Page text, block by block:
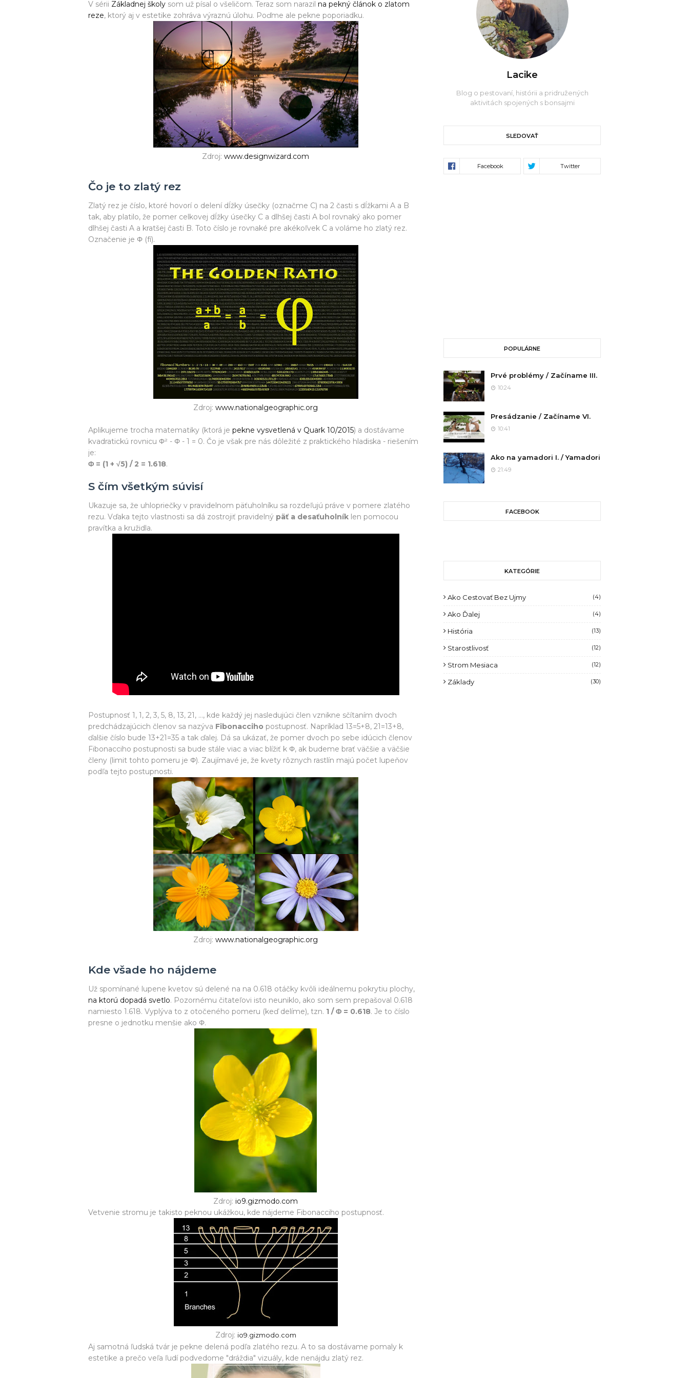
V sérii Základnej školy som už písal o všeličom. Teraz som narazil na pekný článok o zlatom
reze, ktorý aj v estetike zohráva výraznú úlohu. Poďme ale pekne poporiadku.
Zdroj:www.designwizard.com
Čo je to zlatý rez
Zlatý rez je číslo, ktoré hovorí o delení dĺžky úsečky (označme C) na 2 časti s dĺžkami A a B
tak, aby platilo, že pomer celkovej dĺžky úsečky C a dlhšej časti A bol rovnaký ako pomer
dlhšej časti A a kratšej časti B. Toto číslo je rovnaké pre akékoľvek C a voláme ho zlatý rez.
Označenie je Φ (fí).
Zdroj:www.nationalgeographic.org
Aplikujeme trocha matematiky (ktorá je pekne vysvetlená v Quark 10/2015) a dostávame
kvadratickú rovnicu Φ² - Φ - 1 = 0. Čo je však pre nás dôležité z praktického hladiska - riešením
je:
Φ = (1 + √5) / 2 = 1.618.
S čím všetkým súvisí
Ukazuje sa, že uhlopriečky v pravidelnom päťuholníku sa rozdeľujú práve v pomere zlatého
rezu. Vďaka tejto vlastnosti sa dá zostrojiť pravidelný päť a desaťuholník len pomocou
pravítka a kružidla.
Postupnosť 1, 1, 2, 3, 5, 8, 13, 21, …, kde každý jej nasledujúci člen vznikne sčítaním dvoch
predchádzajúcich členov sa nazýva Fibonacciho postupnosť. Napríklad 13=5+8, 21=13+8,
ďalšie číslo bude 13+21=35 a tak ďalej. Dá sa ukázať, že pomer dvoch po sebe idúcich členov
Fibonacciho postupnosti sa bude stále viac a viac blížiť k Φ, ak budeme brať väčšie a väčšie
členy (limit tohto pomeru je Φ). Zaujímavé je, že kvety rôznych rastlín majú počet lupeňov
podľa tejto postupnosti.
Zdroj:www.nationalgeographic.org
Kde všade ho nájdeme
Už spomínané lupene kvetov sú delené na na 0.618 otáčky kvôli ideálnemu pokrytiu plochy,
na ktorú dopadá svetlo. Pozornému čitateľovi isto neuniklo, ako som sem prepašoval 0.618
namiesto 1.618. Vyplýva to z otočeného pomeru (keď delíme), tzn. 1 / Φ = 0.618. Je to číslo
presne o jednotku menšie ako Φ.
Zdroj: io9.gizmodo.com
Vetvenie stromu je takisto peknou ukážkou, kde nájdeme Fibonacciho postupnosť.
Zdroj: io9.gizmodo.com
Aj samotná ľudská tvár je pekne delená podľa zlatého rezu. A to sa dostávame pomaly k
estetike a prečo veľa ľudí podvedome "dráždia" vizuály, kde nenájdu zlatý rez.
Lacike
Blog o pestovaní, histórii a pridružených
aktivitách spojených s bonsajmi
SLEDOVAŤ
POPULÁRNE
Prvé problémy / Začíname III.
10:24
Presádzanie / Začíname VI.
10:41
Ako na yamadori I. / Yamadori
21:49
FACEBOOK
KATEGÓRIE
Ako Cestovať Bez Ujmy (4)
Ako Ďalej (4)
História (13)
Starostlivosť (12)
Strom Mesiaca (12)
Základy (30)